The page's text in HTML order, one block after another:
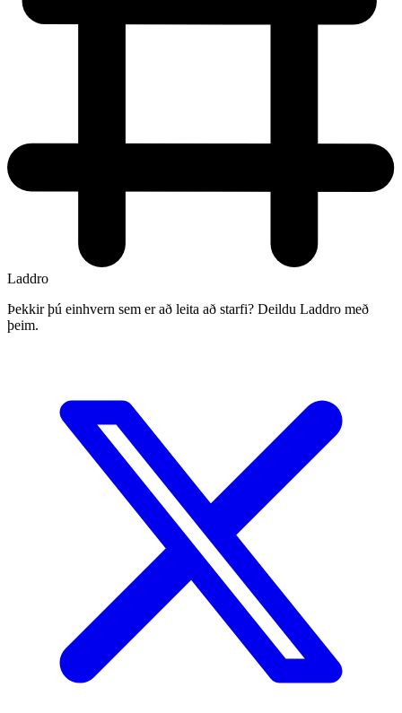
Laddro
Þekkir þú einhvern sem er að leita að starfi? Deildu Laddro með
þeim.